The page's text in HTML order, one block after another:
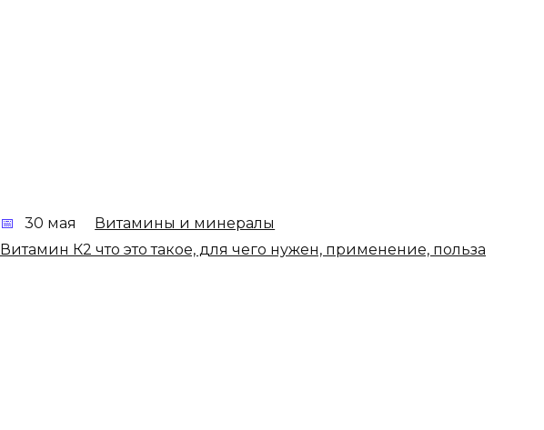
30 мая
Витамины и минералы
Витамин К2 что это такое, для чего нужен, применение, польза